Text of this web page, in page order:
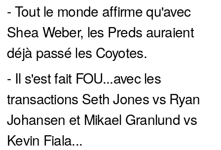
- Tout le monde affirme qu'avec
Shea Weber, les Preds auraient
déjà passé les Coyotes.
- Il s'est fait FOU...avec les
transactions Seth Jones vs Ryan
Johansen et Mikael Granlund vs
Kevin Fiala...